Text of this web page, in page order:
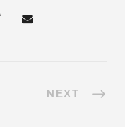
NEXT